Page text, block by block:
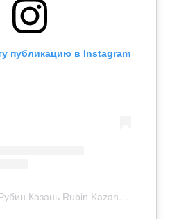
публикацию в Instagram
Публикация от Рубин Казань Rubin Kazan (@fcrk)